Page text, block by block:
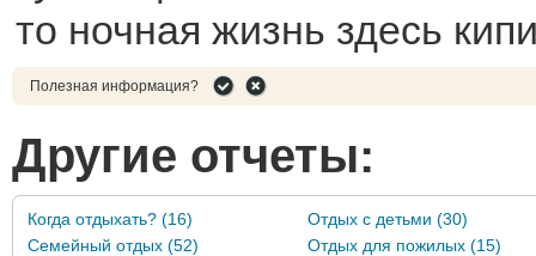
то ночная жизнь здесь
Полезная информация?
Другие отчеты:
Когда отдыхать? (16)
Отдых с детьми (30)
Семейный отдых (52)
Отдых для пожилых (15)